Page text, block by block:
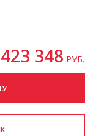
423 348 РУБ.